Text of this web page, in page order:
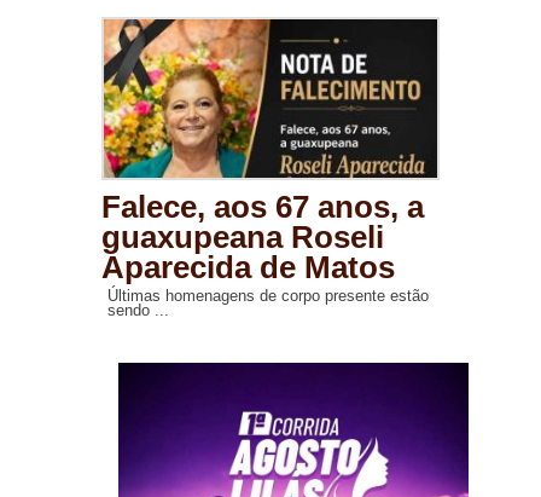
Falece, aos 67 anos, a
guaxupeana Roseli
Aparecida de Matos
Últimas homenagens de corpo presente estão
sendo ...